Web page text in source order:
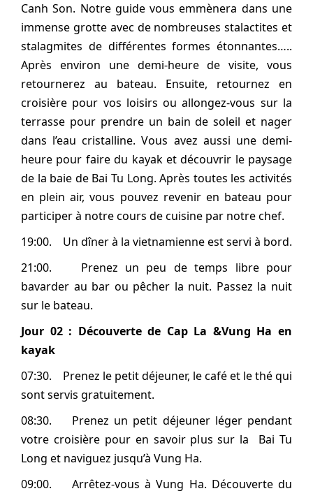
Canh Son. Notre guide vous emmènera dans une
immense grotte avec de nombreuses stalactites et
stalagmites de différentes formes étonnantes…..
Après environ une demi-heure de visite, vous
retournerez au bateau. Ensuite, retournez en
croisière pour vos loisirs ou allongez-vous sur la
terrasse pour prendre un bain de soleil et nager
dans l’eau cristalline. Vous avez aussi une demi-
heure pour faire du kayak et découvrir le paysage
de la baie de Bai Tu Long. Après toutes les activités
en plein air, vous pouvez revenir en bateau pour
participer à notre cours de cuisine par notre chef.
19:00. Un dîner à la vietnamienne est servi à bord.
21:00. Prenez un peu de temps libre pour
bavarder au bar ou pêcher la nuit. Passez la nuit
sur le bateau.
Jour 02 : Découverte de Cap La &Vung Ha en
kayak
07:30. Prenez le petit déjeuner, le café et le thé qui
sont servis gratuitement.
08:30. Prenez un petit déjeuner léger pendant
votre croisière pour en savoir plus sur la Bai Tu
Long et naviguez jusqu’à Vung Ha.
09:00. Arrêtez-vous à Vung Ha. Découverte du